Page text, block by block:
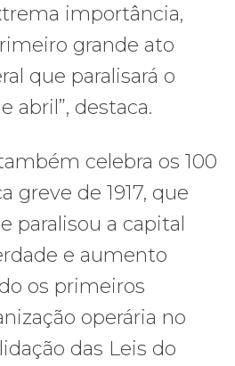
importância,
grande ato
que paralisará o
abril”, destaca.
celebra os 100
greve de 1917, que
paralisou a capital
e aumento
os primeiros
operária no
das Leis do